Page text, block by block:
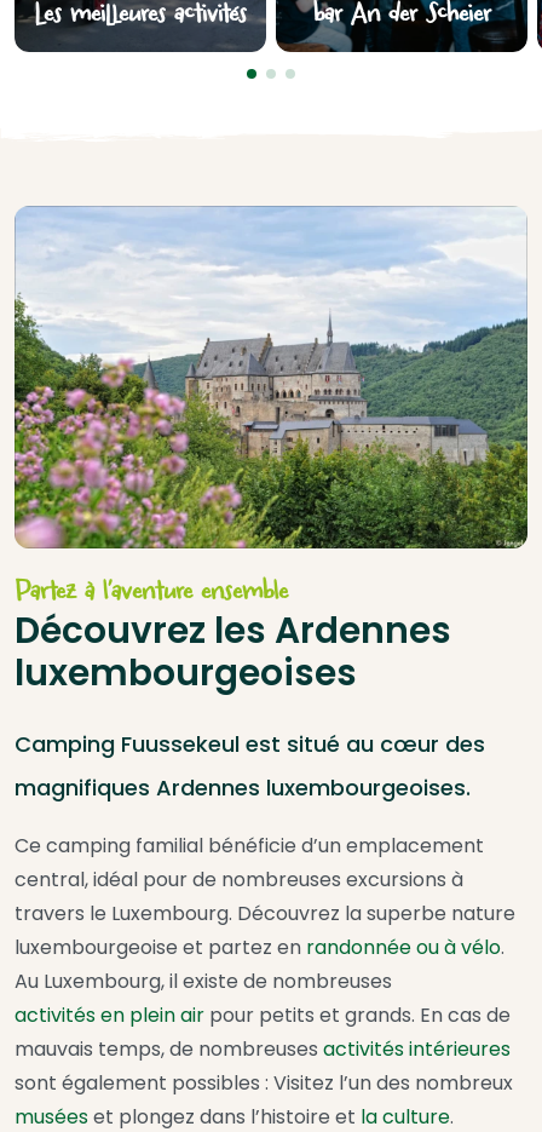
Les meilleures activités
bar An der Scheier
Partez à l’aventure ensemble
Découvrez les Ardennes
luxembourgeoises
Camping Fuussekeul est situé au cœur des
magnifiques Ardennes luxembourgeoises.
Ce camping familial bénéficie d’un emplacement
central, idéal pour de nombreuses excursions à
travers le Luxembourg. Découvrez la superbe nature
luxembourgeoise et partez en randonnée ou à vélo.
Au Luxembourg, il existe de nombreuses
activités en plein air pour petits et grands. En cas de
mauvais temps, de nombreuses activités intérieures
sont également possibles : Visitez l’un des nombreux
muséeset plongez dans l’histoire et la culture.